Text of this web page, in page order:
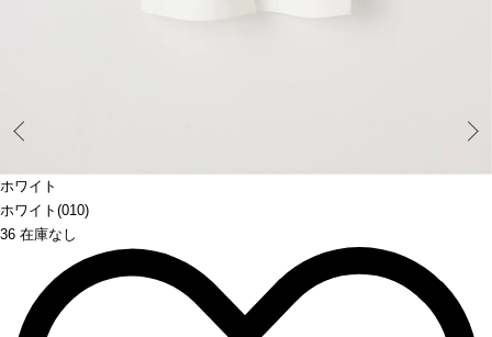
ホワイト
ホワイト(010)
36 在庫なし